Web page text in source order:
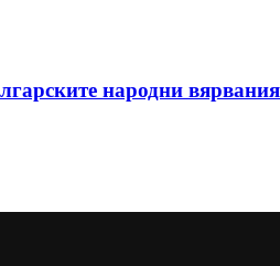
народни